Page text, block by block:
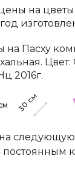
на
на Пасху
2016г.
30
см
на
постоянным